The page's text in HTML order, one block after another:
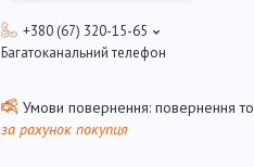
+380 (67) 320-15-65
Багатоканальний телефон
повернення
за рахунок покупця